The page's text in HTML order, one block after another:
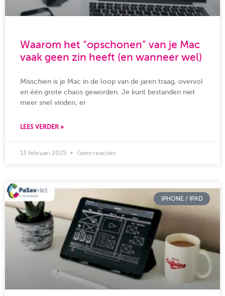
Waarom het “opschonen” van je Mac
vaak geen zin heeft (en wanneer wel)
Misschien is je Mac in de loop van de jaren traag, overvol
en één grote chaos geworden. Je kunt bestanden niet
meer snel vinden, er
LEES VERDER »
13 februari 2025 Geen reacties
IPHONE / IPAD